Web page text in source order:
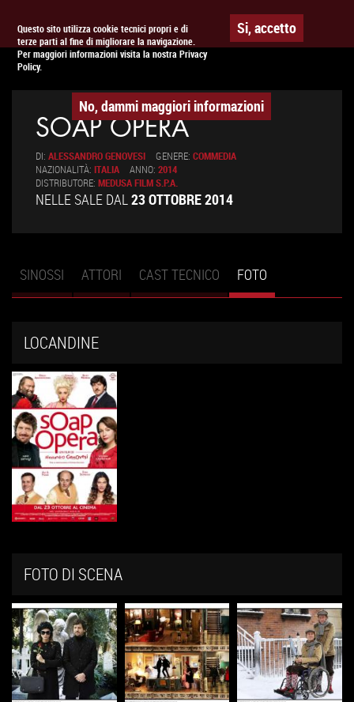
Questo sito utilizza cookie tecnici propri e di
terze parti al fine di migliorare la navigazione.
Per maggiori informazioni visita la nostra Privacy
Policy.
Si, accetto
No, dammi maggiori informazioni
APPUNTAMENTO AL CINEMA
SOAP OPERA
DI: ALESSANDRO GENOVESI GENERE: COMMEDIA
NAZIONALITÀ: ITALIA ANNO: 2014
DISTRIBUTORE: MEDUSA FILM S.P.A.
NELLE SALE DAL23 OTTOBRE 2014
Schede primarie
SINOSSI ATTORI CAST TECNICO FOTO
ATTIVA)
LOCANDINE
FOTO DI SCENA